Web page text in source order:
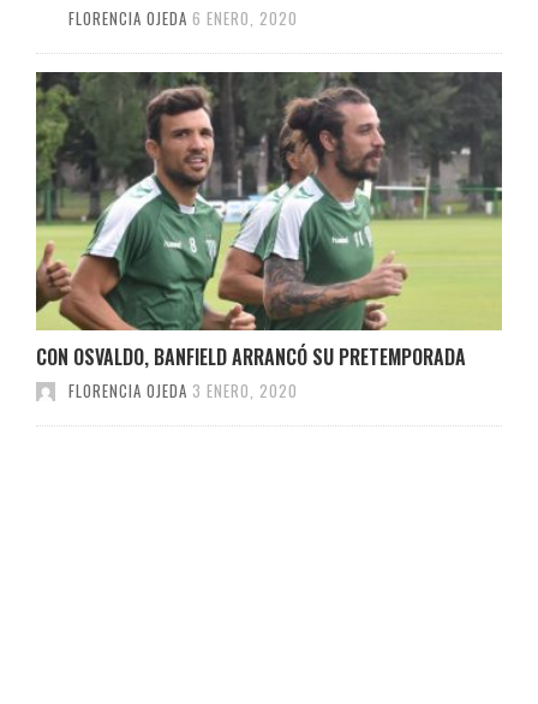
FLORENCIA OJEDA 6 ENERO, 2020
CON OSVALDO, BANFIELD ARRANCÓ SU PRETEMPORADA
FLORENCIA OJEDA 3 ENERO, 2020